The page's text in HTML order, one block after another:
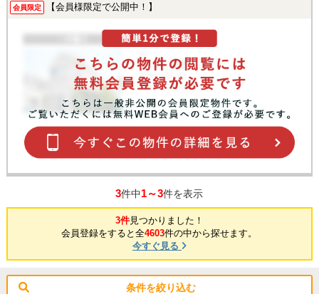
会員限定 【会員様限定で公開中！】
3件中1～3件を表示
3件見つかりました！
会員登録をすると全4603件の中から探せます。
今すぐ見る
条件を絞り込む